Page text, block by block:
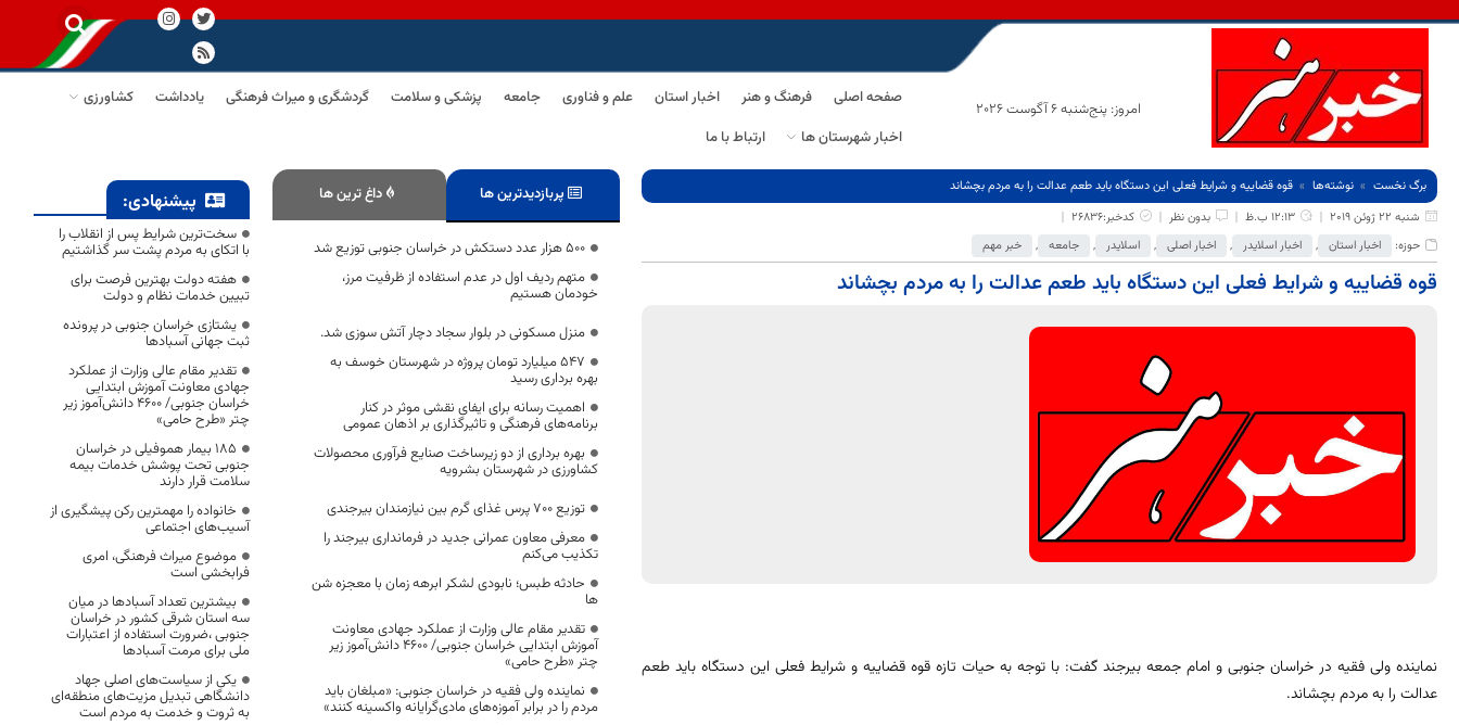
امروز: پنج‌شنبه 6 آگوست 2026
صفحه اصلی فرهنگ و هنر اخبار استان علم و فناوری جامعه پزشکی و سلامت گردشگری و میراث فرهنگی یادداشت
کشاورزی
اخبار شهرستان ها
ارتباط با ما
برگ نخست نوشته‌ها
قوه قضاییه و شرایط فعلی این دستگاه باید طعم عدالت را به مردم بچشاند
شنبه 22 ژوئن 2019
12:13 ب.ظ بدون نظر
کدخبر:26836
حوزه:
اخبار استان , اخبار اسلایدر , اخبار اصلی , اسلایدر , جامعه , خبر مهم
قوه قضاییه و شرایط فعلی این دستگاه باید طعم عدالت را به مردم بچشاند
نماینده ولی فقیه در خراسان جنوبی و امام جمعه بیرجند گفت: با توجه به حیات تازه قوه قضاییه و شرایط فعلی این دستگاه باید طعم
عدالت را به مردم بچشاند.
پربازدیدترین ها داغ ترین ها
۵۰۰ هزار عدد دستکش در خراسان جنوبی توزیع شد
متهم ردیف اول در عدم استفاده از ظرفیت مرز،
خودمان هستیم
منزل مسکونی در بلوار سجاد دچار آتش سوزی شد.
547 میلیارد تومان پروژه در شهرستان خوسف به
بهره ‎برداری رسید
اهمیت رسانه برای ایفای نقشی موثر در کنار
برنامه‌های فرهنگی و تاثیرگذاری بر اذهان عمومی
بهره برداری از دو زیرساخت صنایع فرآوری محصولات
کشاورزی در شهرستان بشرویه
توزیع ۷۰۰ پرس غذای گرم بین نیازمندان بیرجندی
معرفی معاون عمرانی جدید در فرمانداری بیرجند را
تکذیب می‌کنم
حادثه طبس؛ نابودی لشکر ابرهه زمان با معجزه شن
ها
تقدیر مقام عالی وزارت از عملکرد جهادی معاونت
آموزش ابتدایی خراسان جنوبی/ ۴۶۰۰ دانش‌آموز زیر
چتر «طرح حامی»
نماینده ولی فقیه در خراسان جنوبی: «مبلغان باید
مردم را در برابر آموزه‌های مادی‌گرایانه واکسینه کنند»
پیشنهادی:
سخت‌ترین شرایط پس از انقلاب را
با اتکای به مردم پشت سر گذاشتیم
هفته دولت بهترین فرصت برای
تبیین خدمات نظام و دولت
یشتازی خراسان جنوبی در پرونده
ثبت جهانی آسبادها
تقدیر مقام عالی وزارت از عملکرد
جهادی معاونت آموزش ابتدایی
خراسان جنوبی/ ۴۶۰۰ دانش‌آموز زیر
چتر «طرح حامی»
۱۸۵ بیمار هموفیلی در خراسان
جنوبی تحت پوشش خدمات بیمه
سلامت قرار دارند
خانواده را مهمترین رکن پیشگیری از
آسیب‌های اجتماعی
موضوع میراث فرهنگی، امری
فرابخشی است
بیشترین تعداد آسبادها در میان
سه استان شرقی کشور در خراسان
جنوبی ،ضرورت استفاده از اعتبارات
ملی برای مرمت آسبادها
یکی از سیاست‌های اصلی جهاد
دانشگاهی تبدیل مزیت‌های منطقه‌ای
به ثروت و خدمت به مردم است